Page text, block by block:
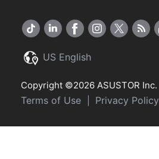
US English
Copyright ©2026 ASUSTOR Inc.
Terms of Use Privacy Policy